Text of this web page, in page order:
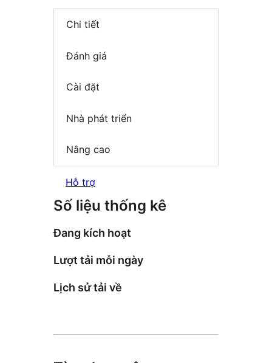
Chi tiết
Đánh giá
Cài đặt
Nhà phát triển
Nâng cao
Hỗ trợ
Số liệu thống kê
Đang kích hoạt
Lượt tải mỗi ngày
Lịch sử tải về